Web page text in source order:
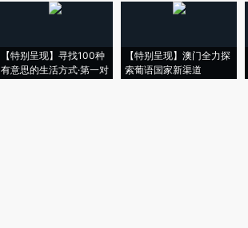
【特别呈现】寻找100种
有意思的生活方式·第一对
【特别呈现】澳门全力探
索葡语国家新渠道